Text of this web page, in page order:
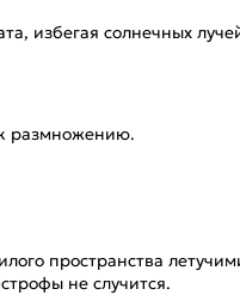
избегая солнечных
к размножению.
пространства
не случится.